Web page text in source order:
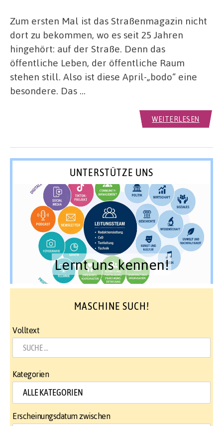
Zum ersten Mal ist das Straßenmagazin nicht
dort zu bekommen, wo es seit 25 Jahren
hingehört: auf der Straße. Denn das
öffentliche Leben, der öffentliche Raum
stehen still. Also ist diese April-„bodo“ eine
besondere. Das …
WEITERLESEN
UNTERSTÜTZE UNS
Lernt uns kennen!
MASCHINE SUCH!
Volltext
Kategorien
Erscheinungsdatum zwischen